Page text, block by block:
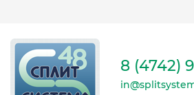
кондиционеров в
области
8 (4742)